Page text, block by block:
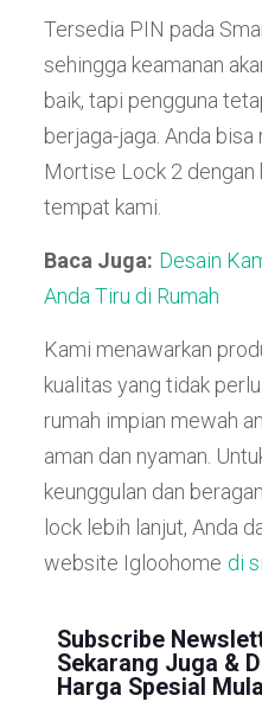
Tersedia PIN pada
sehingga keamanan
baik, tapi pengguna
berjaga-jaga. Anda
Mortise Lock 2 dengan
tempat kami.
Baca Juga: Desain
Anda Tiru di Rumah
Kami menawarkan
kualitas yang tidak
rumah impian mewah
aman dan nyaman.
keunggulan dan
lock lebih lanjut, Anda
website Igloohome di
Subscribe
Sekarang Juga &
Harga Spesial